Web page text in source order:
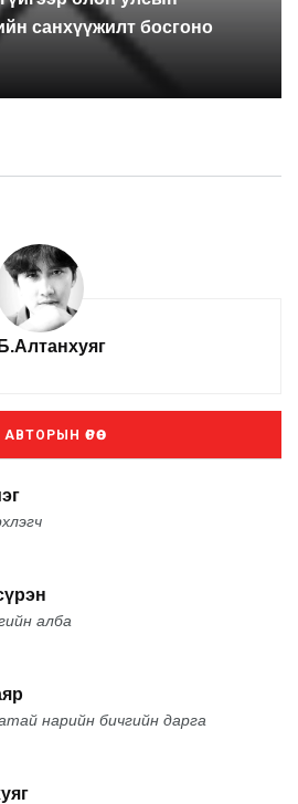
санхүүжилт босгоно
Б.Алтанхуяг
АВТОРЫН ӨРӨӨ
алба
нарийн бичгийн дарга